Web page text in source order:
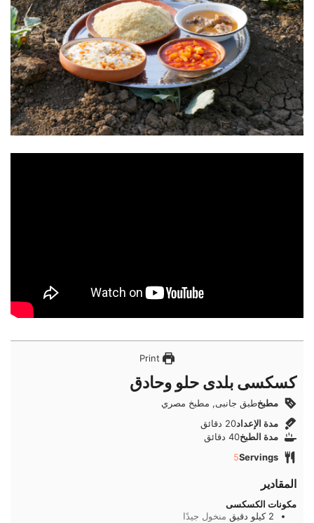
Print
كسكسى بلدى حلو وحادق
مطبخطبق جانبى, مطبخ مصري
مدة الإعداد20 دقائق
دقائق
مدة الطبخ40دقائق
دقائق
Servings
5
المقادير
مكونات الكسكسى
2 كيلو دقيق منخول جيدًا